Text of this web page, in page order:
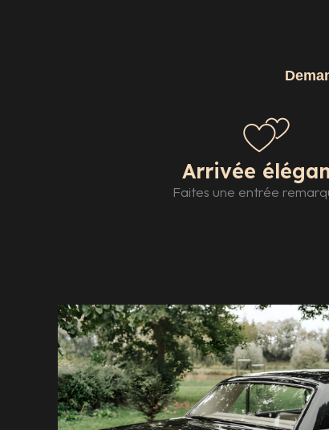
Arrivée
Faites une entrée